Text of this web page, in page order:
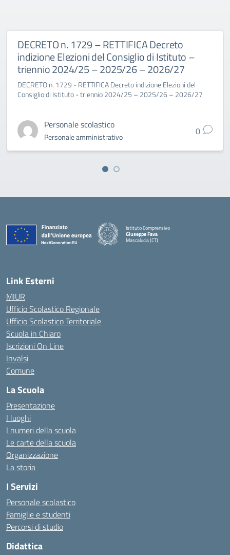
DECRETO n. 1729 – RETTIFICA Decreto
indizione Elezioni del Consiglio di Istituto –
triennio 2024/25 – 2025/26 – 2026/27
DECRETO n. 1729 - RETTIFICA Decreto indizione Elezioni del
Consiglio di Istituto - triennio 2024/25 – 2025/26 – 2026/27
Personale scolastico
Personale amministrativo 0
Istituto Comprensivo
Giuseppe Fava
Mascalucia (CT)
Link Esterni
MIUR
Ufficio Scolastico Regionale
Ufficio Scolastico Territoriale
Scuola in Chiaro
Iscrizioni On Line
Invalsi
Comune
La Scuola
Presentazione
I luoghi
I numeri della scuola
Le carte della scuola
Organizzazione
La storia
I Servizi
Personale scolastico
Famiglie e studenti
Percorsi di studio
Didattica